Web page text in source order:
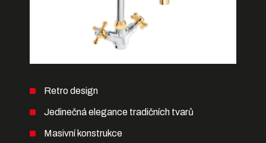
Retro design
Jedinečná elegance tradičních tvarů
Masivní konstrukce